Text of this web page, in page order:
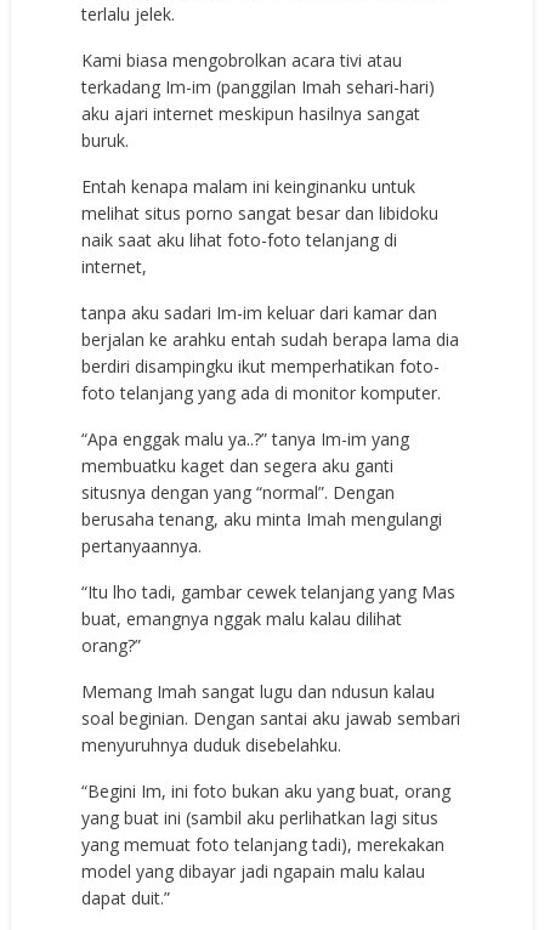
terlalu jelek.
Kami biasa mengobrolkan acara tivi atau
terkadang Im-im (panggilan Imah sehari-hari)
aku ajari internet meskipun hasilnya sangat
buruk.
Entah kenapa malam ini keinginanku untuk
melihat situs porno sangat besar dan libidoku
naik saat aku lihat foto-foto telanjang di
internet,
tanpa aku sadari Im-im keluar dari kamar dan
berjalan ke arahku entah sudah berapa lama dia
berdiri disampingku ikut memperhatikan foto-
foto telanjang yang ada di monitor komputer.
“Apa enggak malu ya..?” tanya Im-im yang
membuatku kaget dan segera aku ganti
situsnya dengan yang “normal”. Dengan
berusaha tenang, aku minta Imah mengulangi
pertanyaannya.
“Itu lho tadi, gambar cewek telanjang yang Mas
buat, emangnya nggak malu kalau dilihat
orang?”
Memang Imah sangat lugu dan ndusun kalau
soal beginian. Dengan santai aku jawab sembari
menyuruhnya duduk disebelahku.
“Begini Im, ini foto bukan aku yang buat, orang
yang buat ini (sambil aku perlihatkan lagi situs
yang memuat foto telanjang tadi), merekakan
model yang dibayar jadi ngapain malu kalau
dapat duit.”